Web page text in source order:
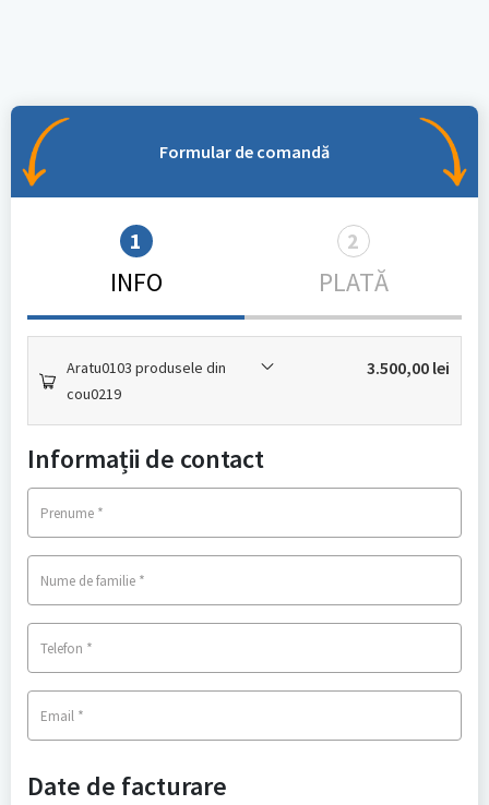
Formular de comandă
1
INFO
2
PLATĂ
Aratu0103 produsele din
cou0219
3.500,00 lei
Informații de contact
Prenume *
Nume de familie *
Telefon *
Email *
Date de facturare